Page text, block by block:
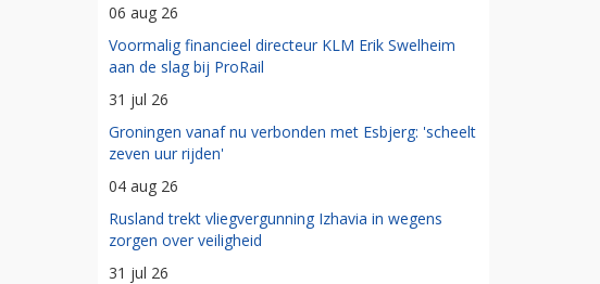
06 aug 26
Voormalig financieel directeur KLM Erik Swelheim
aan de slag bij ProRail
31 jul 26
Groningen vanaf nu verbonden met Esbjerg: 'scheelt
zeven uur rijden'
04 aug 26
Rusland trekt vliegvergunning Izhavia in wegens
zorgen over veiligheid
31 jul 26